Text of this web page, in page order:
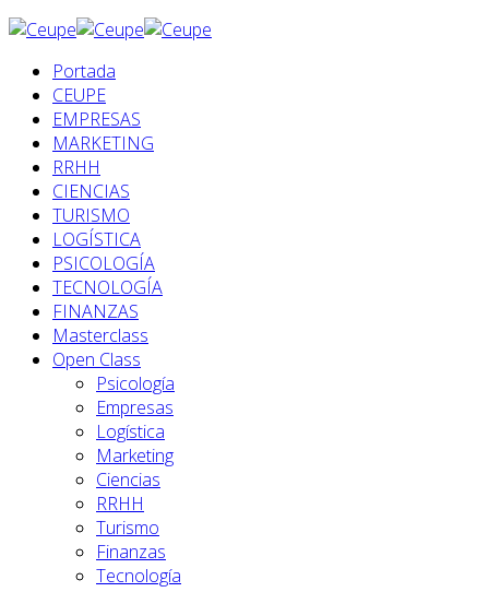
Portada
CEUPE
EMPRESAS
MARKETING
RRHH
CIENCIAS
TURISMO
LOGÍSTICA
PSICOLOGÍA
TECNOLOGÍA
FINANZAS
Masterclass
Open Class
Psicología
Empresas
Logística
Marketing
Ciencias
RRHH
Turismo
Finanzas
Tecnología